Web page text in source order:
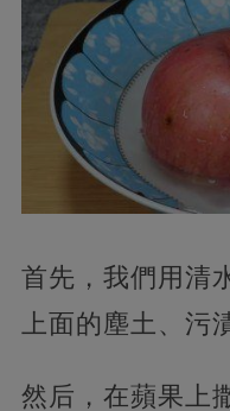
首先，我們用清
上面的塵土、污
然后，在蘋果上